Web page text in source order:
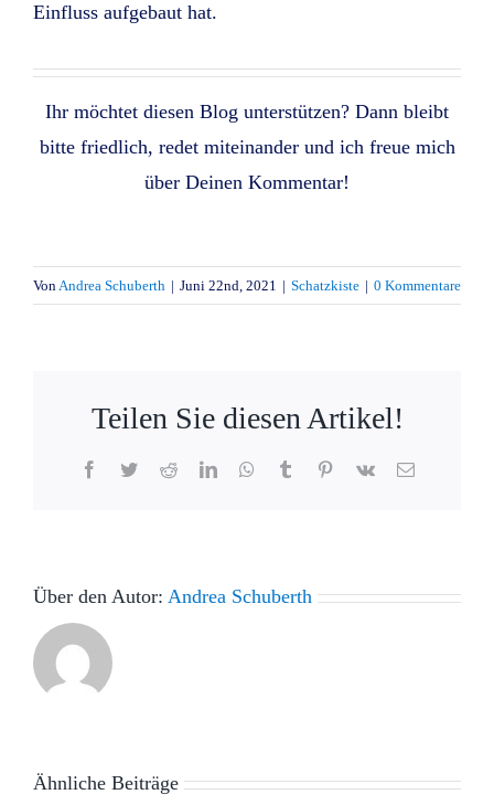
Einfluss aufgebaut hat.
Ihr möchtet diesen Blog unterstützen? Dann bleibt
bitte friedlich, redet miteinander und ich freue mich
über Deinen Kommentar!
VonAndrea Schuberth | Juni 22nd, 2021 | Schatzkiste | 0 Kommentare
Teilen Sie diesen Artikel!
Facebook
TwitterRedditLinkedInWhatsApp
TumblrPinterest
Vk
E-
Über den Autor: Andrea Schuberth
Ähnliche Beiträge